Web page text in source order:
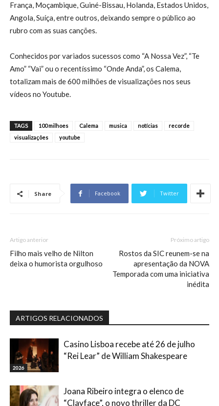
França, Moçambique, Guiné-Bissau, Holanda, Estados Unidos,
Angola, Suíça, entre outros, deixando sempre o público ao
rubro com as suas canções.
Conhecidos por variados sucessos como “A Nossa Vez”, “Te
Amo” “Vai” ou o recentíssimo “Onde Anda”, os Calema,
totalizam mais de 600 milhões de visualizações nos seus
vídeos no Youtube.
TAGS 100 milhoes Calema musica notícias
recorde
visualizações
youtube
Share Facebook Twitter
Artigo anterior
Filho mais velho de Nilton
deixa o humorista orgulhoso
Próximo artigo
Rostos da SIC reunem-se na
apresentação da NOVA
Temporada com uma iniciativa
inédita
ARTIGOS RELACIONADOS
2026
Casino Lisboa recebe até 26 de julho
“Rei Lear” de William Shakespeare
Joana Ribeiro integra o elenco de
“Clayface”, o novo thriller da DC